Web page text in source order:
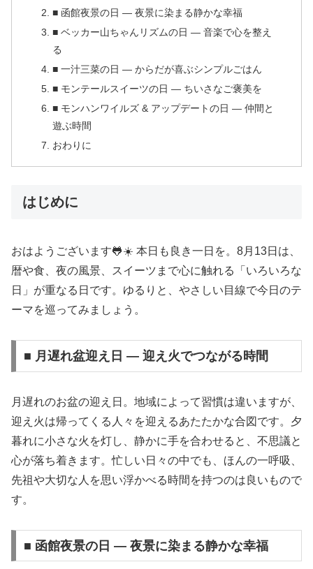
■ 函館夜景の日 — 夜景に染まる静かな幸福
■ ベッカー山ちゃんリズムの日 — 音楽で心を整え
る
■ 一汁三菜の日 — からだが喜ぶシンプルごはん
■ モンテールスイーツの日 — ちいさなご褒美を
■ モンハンワイルズ & アップデートの日 — 仲間と
遊ぶ時間
おわりに
はじめに
おはようございます🐸☀️ 本日も良き一日を。8月13日は、
暦や食、夜の風景、スイーツまで心に触れる「いろいろな
日」が重なる日です。ゆるりと、やさしい目線で今日のテ
ーマを巡ってみましょう。
■ 月遅れ盆迎え日 — 迎え火でつながる時間
月遅れのお盆の迎え日。地域によって習慣は違いますが、
迎え火は帰ってくる人々を迎えるあたたかな合図です。夕
暮れに小さな火を灯し、静かに手を合わせると、不思議と
心が落ち着きます。忙しい日々の中でも、ほんの一呼吸、
先祖や大切な人を思い浮かべる時間を持つのは良いもので
す。
■ 函館夜景の日 — 夜景に染まる静かな幸福